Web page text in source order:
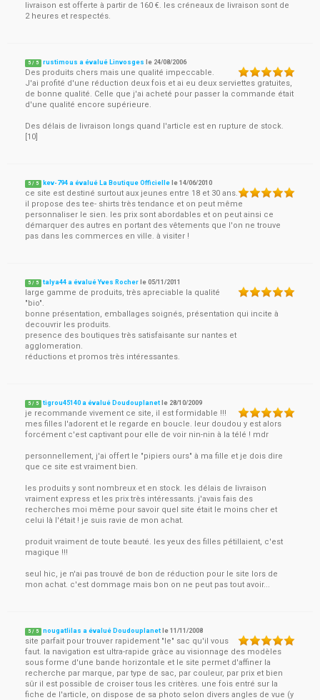
livraison est offerte à partir de 160 €. les créneaux de livraison sont de
2 heures et respectés.
5 / 5 rustimous a évalué Linvosges le 24/08/2006
Des produits chers mais une qualité impeccable.
J'ai profité d'une réduction deux fois et ai eu deux serviettes gratuites,
de bonne qualité. Celle que j'ai acheté pour passer la commande était
d'une qualité encore supérieure.
Des délais de livraison longs quand l'article est en rupture de stock.
[10]
5 / 5 kev-794 a évalué La Boutique Officielle le14/06/2010
ce site est destiné surtout aux jeunes entre 18 et 30 ans.
il propose des tee- shirts très tendance et on peut même
personnaliser le sien. les prix sont abordables et on peut ainsi ce
démarquer des autres en portant des vêtements que l'on ne trouve
pas dans les commerces en ville. à visiter !
5 / 5 talya44 a évalué Yves Rocher le05/11/2011
large gamme de produits, très apreciable la qualité
"bio".
bonne présentation, emballages soignés, présentation qui incite à
decouvrir les produits.
presence des boutiques très satisfaisante sur nantes et
agglomeration.
réductions et promos très intéressantes.
5 / 5 tigrou45140 a évalué Doudouplanet le 28/10/2009
je recommande vivement ce site, il est formidable !!!
mes filles l'adorent et le regarde en boucle. leur doudou y est alors
forcément c'est captivant pour elle de voir nin-nin à la télé ! mdr
personnellement, j'ai offert le "pipiers ours" à ma fille et je dois dire
que ce site est vraiment bien.
les produits y sont nombreux et en stock. les délais de livraison
vraiment express et les prix très intéressants. j'avais fais des
recherches moi même pour savoir quel site était le moins cher et
celui là l'était ! je suis ravie de mon achat.
produit vraiment de toute beauté. les yeux des filles pétillaient, c'est
magique !!!
seul hic, je n'ai pas trouvé de bon de réduction pour le site lors de
mon achat. c'est dommage mais bon on ne peut pas tout avoir...
5 / 5 nougatlilas a évalué Doudouplanet le11/11/2008
site parfait pour trouver rapidement "le" sac qu'il vous
faut. la navigation est ultra-rapide gràce au visionnage des modèles
sous forme d'une bande horizontale et le site permet d'affiner la
recherche par marque, par type de sac, par couleur, par prix et bien
sûr il est possible de croiser tous les critères. une fois entré sur la
fiche de l'article, on dispose de sa photo selon divers angles de vue (y